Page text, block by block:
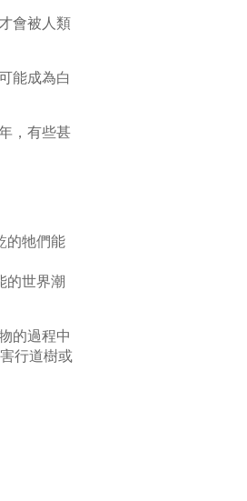
會被人類
能成為白
，有些甚
的牠們能
的世界潮
的過程中
行道樹或